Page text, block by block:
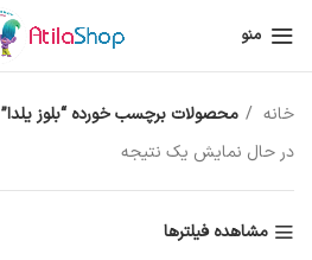
منو
خانه
محصولات برچسب خورده “بلوز یلدا”
در حال نمایش یک نتیجه
مشاهده فیلترها